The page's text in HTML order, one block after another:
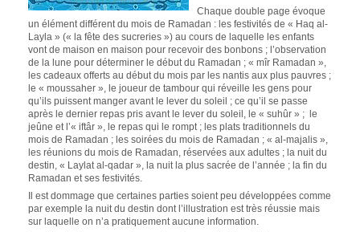
Chaque double page évoque
un élément différent du mois de Ramadan : les festivités de « Haq al-
Layla » (« la fête des sucreries ») au cours de laquelle les enfants
vont de maison en maison pour recevoir des bonbons ; l’observation
de la lune pour déterminer le début du Ramadan ; « mîr Ramadan »,
les cadeaux offerts au début du mois par les nantis aux plus pauvres ;
le « moussaher », le joueur de tambour qui réveille les gens pour
qu’ils puissent manger avant le lever du soleil ; ce qu’il se passe
après le dernier repas pris avant le lever du soleil, le « suhûr » ; le
jeûne et l’« iftâr », le repas qui le rompt ; les plats traditionnels du
mois de Ramadan ; les soirées du mois de Ramadan ; « al-majalis »,
les réunions du mois de Ramadan, réservées aux adultes ; la nuit du
destin, « Laylat al-qadar », la nuit la plus sacrée de l’année ; la fin du
Ramadan et ses festivités.
Il est dommage que certaines parties soient peu développées comme
par exemple la nuit du destin dont l’illustration est très réussie mais
sur laquelle on n’a pratiquement aucune information.